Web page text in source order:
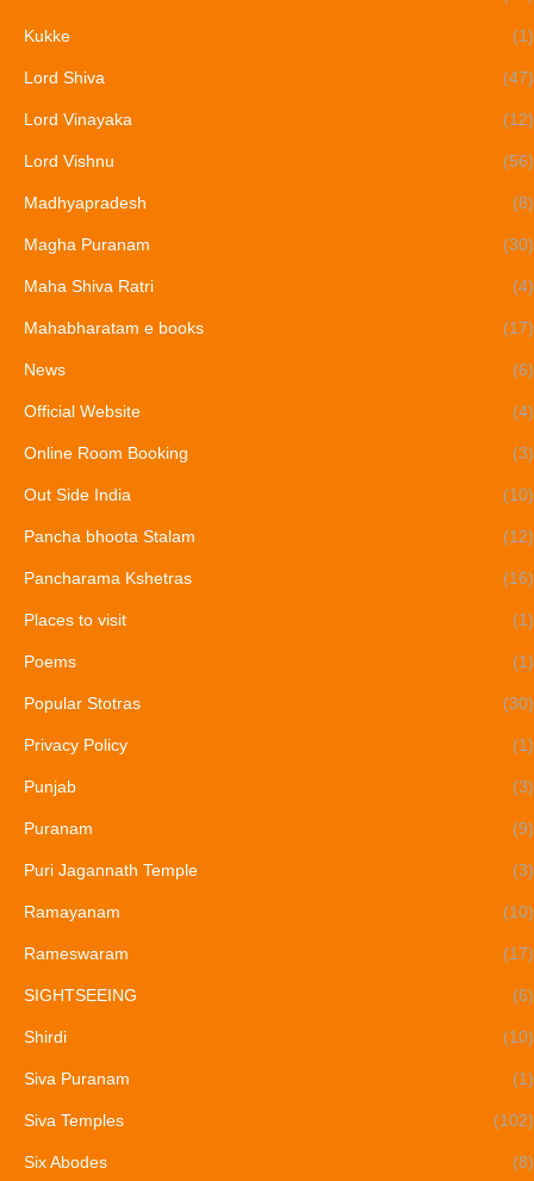
Kukke (1)
Lord Shiva (47)
Lord Vinayaka (12)
Lord Vishnu (56)
Madhyapradesh (8)
Magha Puranam (30)
Maha Shiva Ratri (4)
Mahabharatam e books (17)
News (6)
Official Website (4)
Online Room Booking (3)
Out Side India (10)
Pancha bhoota Stalam (12)
Pancharama Kshetras (16)
Places to visit (1)
Poems (1)
Popular Stotras (30)
Privacy Policy (1)
Punjab (3)
Puranam (9)
Puri Jagannath Temple (3)
Ramayanam (10)
Rameswaram (17)
SIGHTSEEING (6)
Shirdi (10)
Siva Puranam (1)
Siva Temples (102)
Six Abodes (8)